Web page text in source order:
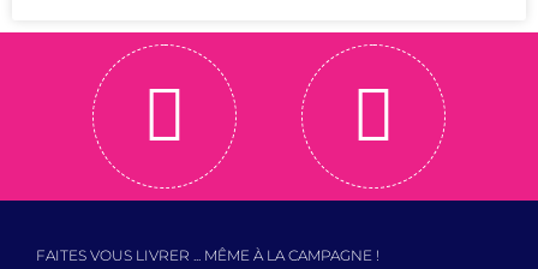
FAITES VOUS LIVRER ... MÊME À LA CAMPAGNE !